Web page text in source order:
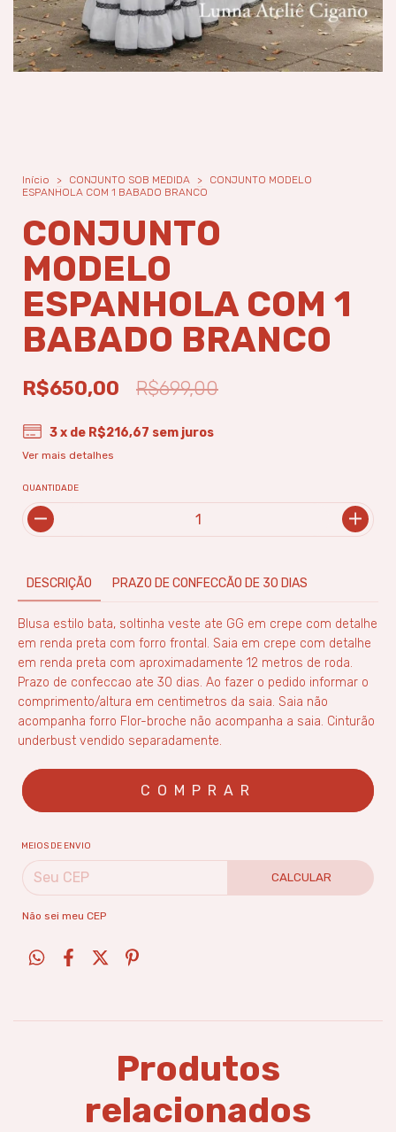
Início > CONJUNTO SOB MEDIDA >
CONJUNTO MODELO
ESPANHOLA COM 1 BABADO BRANCO
CONJUNTO
MODELO
ESPANHOLA COM 1
BABADO BRANCO
R$650,00 R$699,00
3x de R$216,67 sem juros
Ver mais detalhes
QUANTIDADE
DESCRIÇÃO PRAZO DE CONFECCÃO DE 30 DIAS
Blusa estilo bata, soltinha veste ate GG em crepe com detalhe
em renda preta com forro frontal. Saia em crepe com detalhe
em renda preta com aproximadamente 12 metros de roda.
Prazo de confeccao ate 30 dias. Ao fazer o pedido informar o
comprimento/altura em centimetros da saia. Saia não
acompanha forro Flor-broche não acompanha a saia. Cinturão
underbust vendido separadamente.
MEIOS DE ENVIO
CALCULAR
Não sei meu CEP
Produtos
relacionados